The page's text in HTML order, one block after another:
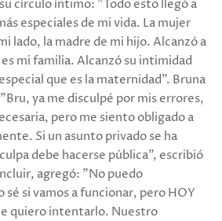
círculo íntimo: "Todo esto llegó a
especiales de mi vida. La mujer
lado, la madre de mi hijo. Alcanzó a
mi familia. Alcanzó su intimidad
que es la maternidad". Bruna
ya me disculpé por mis errores,
pero me siento obligado a
Si un asunto privado se ha
debe hacerse pública", escribió
agregó: "No puedo
si vamos a funcionar, pero HOY
quiero intentarlo. Nuestro